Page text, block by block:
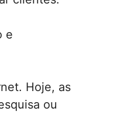
e
Hoje, as
ou